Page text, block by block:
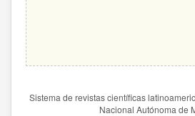
Sistema de revistas científicas
Nacional Autónoma de